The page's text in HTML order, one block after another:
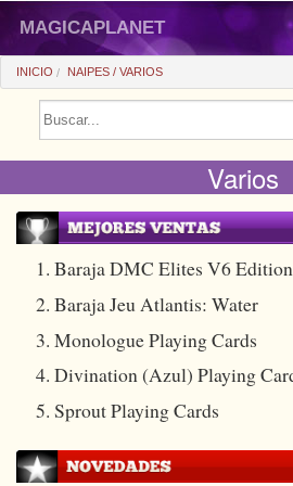
PROMOCIONES
REGALOS FIDELIDAD
COMPRA ASTUTA
PRINCIPIANTES
Ver todo
Libros/DVDs
PRECIOS BARATOS
Salon/Escena
Consumibles
magicaplanet
INICIO NAIPES VARIOS
Varios
1. Baraja DMC Elites V6
2. Baraja Jeu Atlantis: Water
3. Monologue Playing Cards
4. Divination (Azul) Playing
5. Sprout Playing Cards